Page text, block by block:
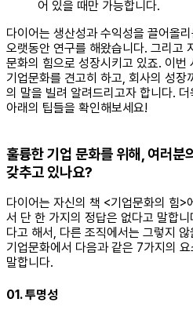
어 있을 때만 가능합니다.
다이어는 생산성과 수익성을 끌어올
오랫동안 연구를 해왔습니다. 그리고
문화의 힘으로 성장시키고 있죠. 이번
기업문화를 견고히 하고, 회사의 성장
의 말을 빌려 알려드리고자 합니다.
아래의 팁들을 확인해보세요!
훌륭한 기업 문화를 위해, 여러분
갖추고 있나요?
다이어는 자신의 책 <기업문화의 힘>
서 단 한 가지의 정답은 없다고 말합
다고 해서, 다른 조직에서는 그렇지
기업문화에서 다음과 같은 7가지의
말합니다.​
01. 투명성